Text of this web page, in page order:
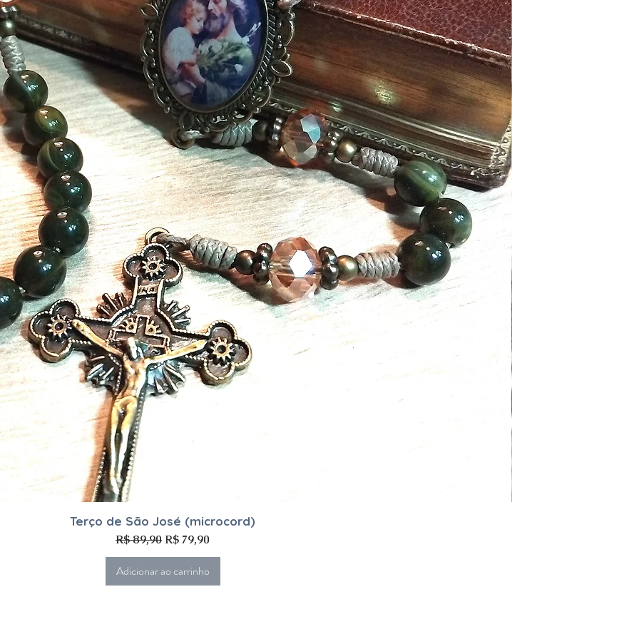
Visualização rápida
Terço de São José (microcord)
Preço normal
R$ 89,90 Preço promocional
R$ 79,90
Adicionar ao carrinho